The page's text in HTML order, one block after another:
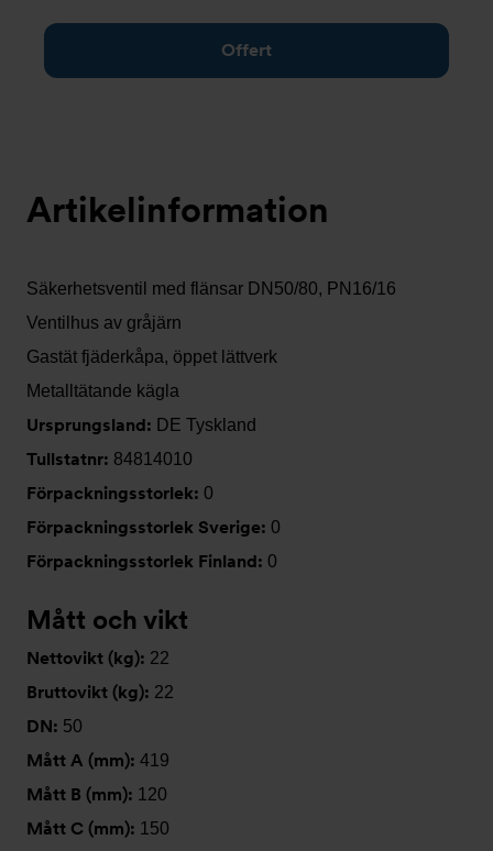
Offert
Artikelinformation
Säkerhetsventil med flänsar DN50/80, PN16/16
Ventilhus av gråjärn
Gastät fjäderkåpa, öppet lättverk
Metalltätande kägla
Ursprungsland: DE Tyskland
Tullstatnr: 84814010
Förpackningsstorlek: 0
Förpackningsstorlek Sverige: 0
Förpackningsstorlek Finland: 0
Mått och vikt
Nettovikt (kg): 22
Bruttovikt (kg): 22
DN: 50
Mått A (mm): 419
Mått B (mm): 120
Mått C (mm): 150